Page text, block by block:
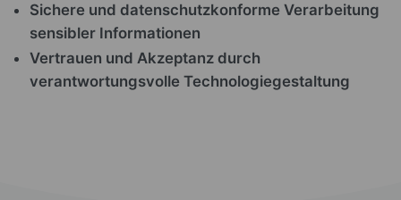
Sichere und datenschutzkonforme Verarbeitung
sensibler Informationen
Vertrauen und Akzeptanz durch
verantwortungsvolle Technologiegestaltung